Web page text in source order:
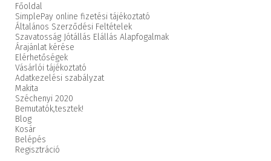
Főoldal
SimplePay online fizetési tájékoztató
Általános Szerződési Feltételek
Szavatosság Jótállás Elállás Alapfogalmak
Árajánlat kérése
Elérhetőségek
Vásárlói tájékoztató
Adatkezelési szabályzat
Makita
Széchenyi 2020
Bemutatók,tesztek!
Blog
Kosár
Belépés
Regisztráció